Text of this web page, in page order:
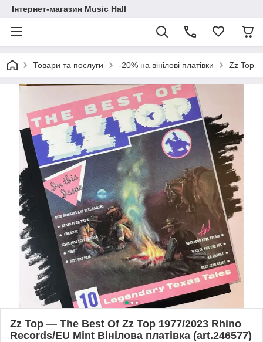
Інтернет-магазин Music Hall
Товари та послуги -20% на вінілові платівки Zz Top
Zz Top — The Best Of Zz Top 1977/2023 Rhino
Records/EU Mint Вінілова платівка (art.246577)